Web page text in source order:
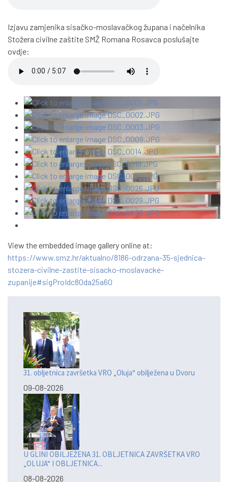
Izjavu zamjenika sisačko-moslavačkog župana i načelnika
Stožera civilne zaštite SMŽ Romana Rosavca poslušajte
ovdje:
View the embedded image gallery online at:
https://www.smz.hr/aktualno/8186-odrzana-35-sjednica-
stozera-civilne-zastite-sisacko-moslavacke-
zupanije#sigProIdc80da25a60
31. obljetnica završetka VRO „Oluja“ obilježena u Dvoru
09-08-2026
U GLINI OBILJEŽENA 31. OBLJETNICA ZAVRŠETKA VRO
„OLUJA“ I OBLJETNICA...
08-08-2026